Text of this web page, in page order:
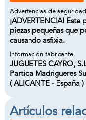
Advertencias de seguridad
¡ADVERTENCIA!
piezas pequeñas que
causando asfixia.
Información fabricante
JUGUETES CAYRO,
Partida Madrigueres
( ALICANTE - España
Artículos